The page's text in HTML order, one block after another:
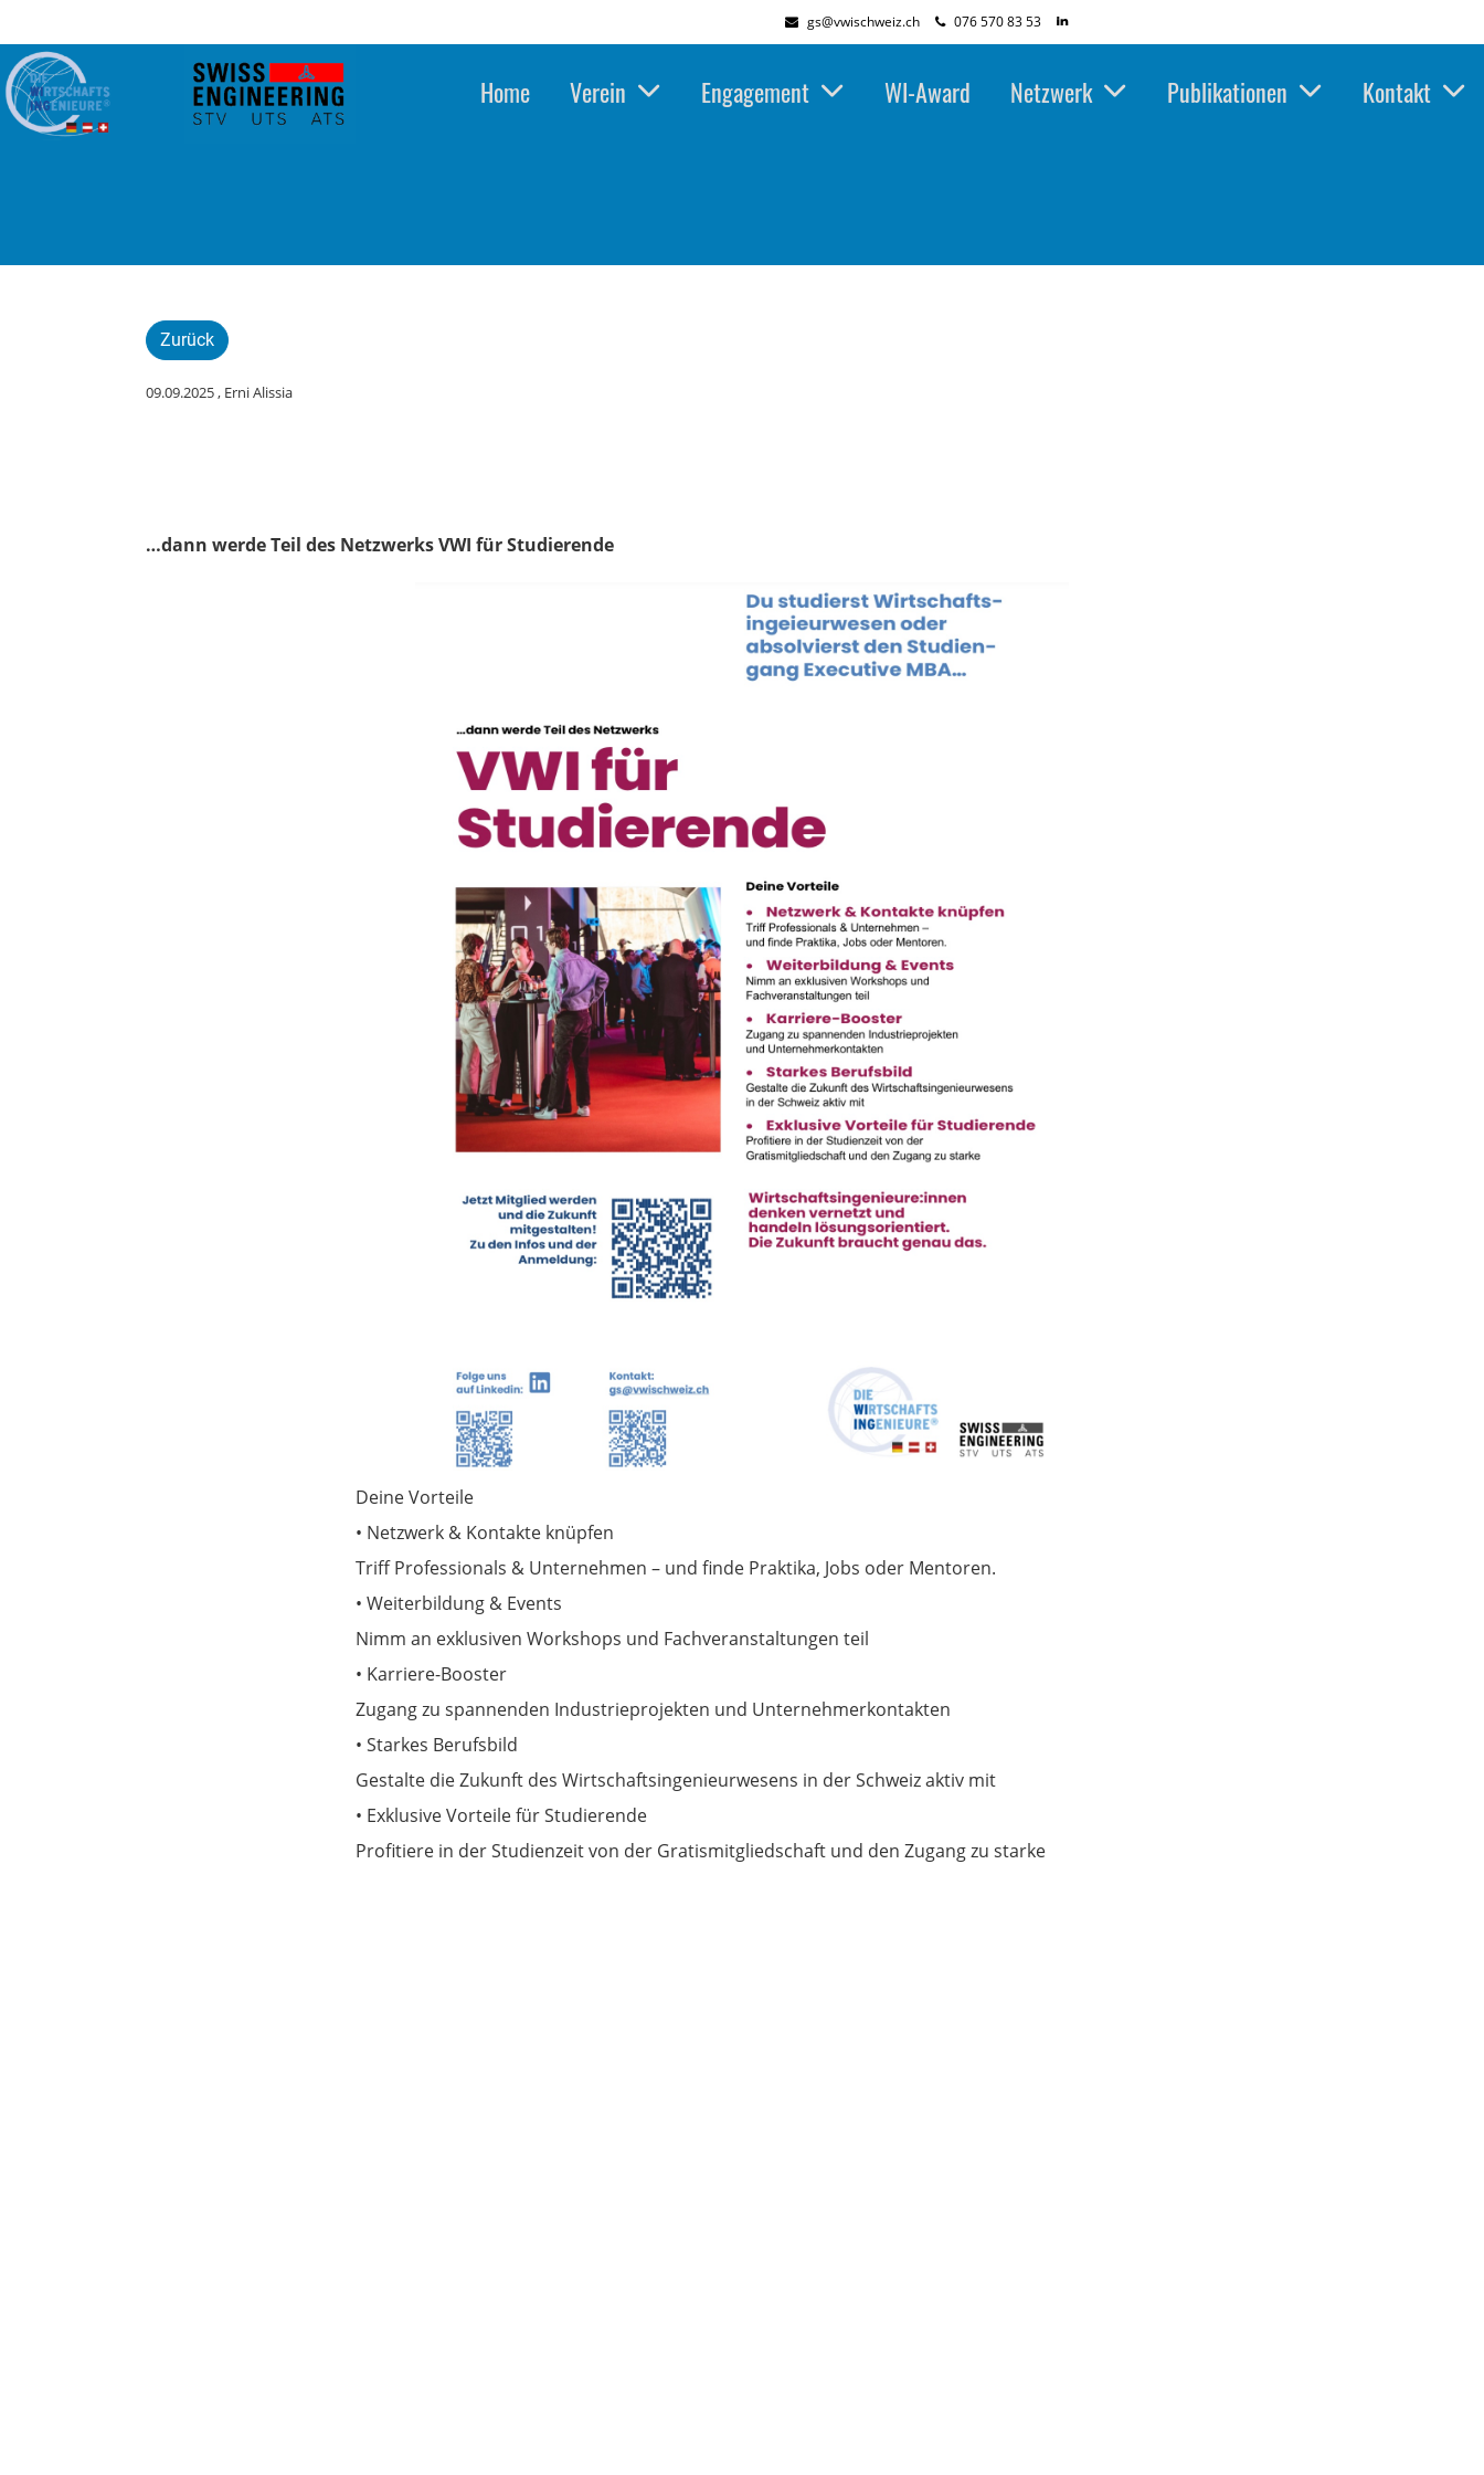
gs@vwischweiz.ch 076 570 83 53
Home Verein Engagement WI-Award Netzwerk Publikationen Kontakt
Zurück
09.09.2025, Erni Alissia
…dann werde Teil des Netzwerks VWI für Studierende
Deine Vorteile
• Netzwerk & Kontakte knüpfen
Triff Professionals & Unternehmen – und finde Praktika, Jobs oder Mentoren.
• Weiterbildung & Events
Nimm an exklusiven Workshops und Fachveranstaltungen teil
• Karriere-Booster
Zugang zu spannenden Industrieprojekten und Unternehmerkontakten
• Starkes Berufsbild
Gestalte die Zukunft des Wirtschaftsingenieurwesens in der Schweiz aktiv mit
• Exklusive Vorteile für Studierende
Profitiere in der Studienzeit von der Gratismitgliedschaft und den Zugang zu starke